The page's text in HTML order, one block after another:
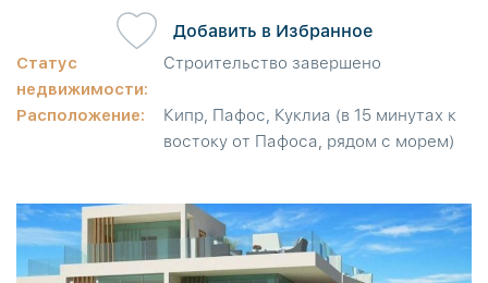
Статус
недвижимости:
Строительство завершено
Расположение:
Кипр, Пафос, Куклиа (в 15 минутах к
востоку от Пафоса, рядом с морем)
Добавить в Избранное